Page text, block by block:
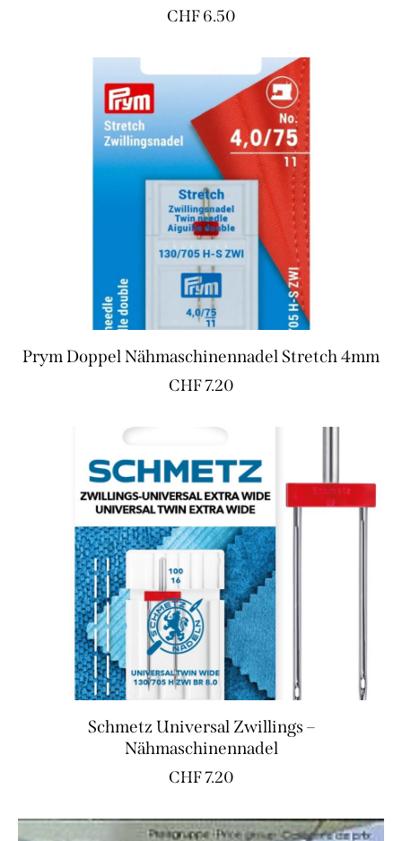
CHF6.50
Prym Doppel Nähmaschinennadel Stretch 4mm
CHF7.20
Schmetz Universal Zwillings –
Nähmaschinennadel
CHF7.20